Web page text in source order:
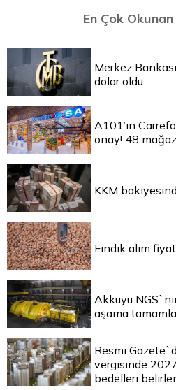
En Çok
Merkez
dolar oldu
A101’in
onay! 48
KKM
Fındık alım
Akkuyu
aşama
Resmi
vergisinde
bedelleri